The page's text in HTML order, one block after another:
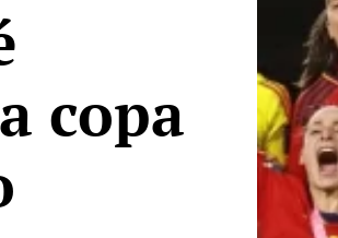
copa